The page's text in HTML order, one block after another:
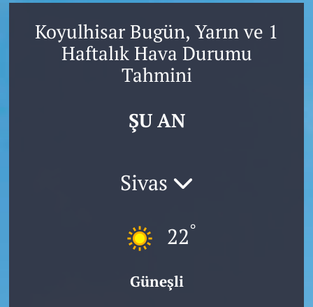
Koyulhisar Bugün, Yarın ve 1
Haftalık Hava Durumu
Tahmini
ŞU AN
Sivas
22°
Güneşli